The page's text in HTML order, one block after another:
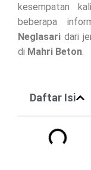
kesempatan
beberapa
Neglasari dari
di Mahri Beton.
Daftar Isi